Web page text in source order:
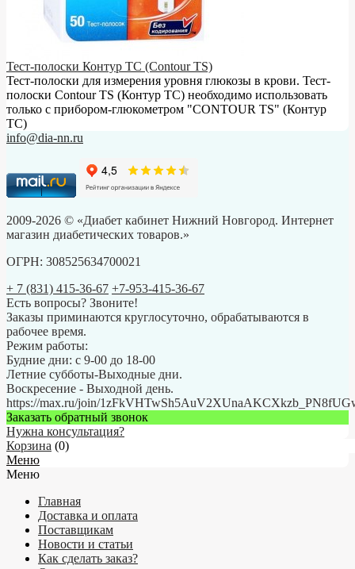
Тест-полоски Контур ТС (Contour TS)
Тест-полоски для измерения уровня глюкозы в крови. Тест-
полоски Contour TS (Контур ТС) необходимо использовать
только с прибором-глюкометром "CONTOUR TS" (Контур
ТС)
info@dia-nn.ru
2009-2026 © «Диабет кабинет Нижний Новгород. Интернет
магазин диабетических товаров.»
ОГРН: 308525634700021
+ 7 (831) 415-36-67 +7-953-415-36-67
Есть вопросы? Звоните!
Заказы приминаются круглосуточно, обрабатываются в
рабочее время.
Режим работы:
Будние дни: с 9-00 до 18-00
Летние субботы-Выходные дни.
Воскресение - Выходной день.
https://max.ru/join/
Заказать обратный звонок
Нужна консультация?
Корзина (0)
Меню
Меню
Главная
Доставка и оплата
Поставщикам
Новости и статьи
Как сделать заказ?